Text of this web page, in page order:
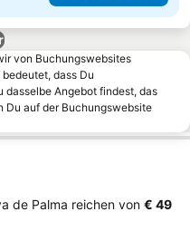
von Buchungswebsites
dass Du
dasselbe Angebot findest, das
Du auf der Buchungswebsite
de Palma reichen von ‎€ 49